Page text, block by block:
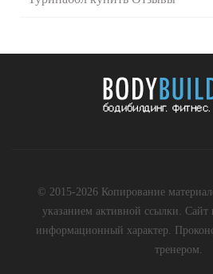
© 2015-2026 Копирование
указанием активной ссылки. Сайт
информационный характер.
тренером.